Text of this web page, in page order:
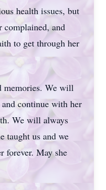
health issues, but
complained, and
to get through her
memories. We will
continue with her
We will always
taught us and we
forever. May she